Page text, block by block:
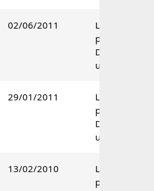
02/06/2011
Lançamento
procedente.
Decisão
unânime.
29/01/2011
Lançamento
procedente.
Decisão
unânime.
13/02/2010
Lançamento
parcialmente